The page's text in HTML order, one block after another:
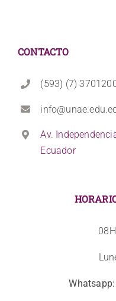
CONTACTO
(593) (7)
Av.
Ecuador
Whatsapp: